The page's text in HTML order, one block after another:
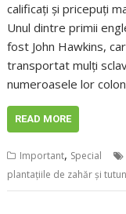
calificați și pricepuți
Unul dintre primii
fost John Hawkins,
transportat mulți
numeroasele lor
READ MORE
Important, Special
plantațiile de zahăr și tutun